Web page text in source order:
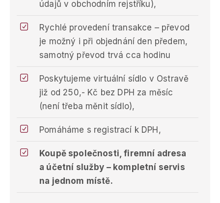
údajů v obchodním rejstříku),
Rychlé provedení transakce – převod
je možný i při objednání den předem,
samotný převod trvá cca hodinu
Poskytujeme virtuální sídlo v Ostravě
již od 250,- Kč bez DPH za měsíc
(není třeba měnit sídlo),
Pomáháme s registrací k DPH,
Koupě společnosti, firemní adresa
a účetní služby – kompletní servis
na jednom místě.